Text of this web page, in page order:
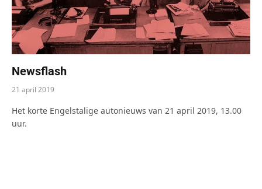
Newsflash
21 april 2019
Het korte Engelstalige autonieuws van 21 april 2019, 13.00
uur.